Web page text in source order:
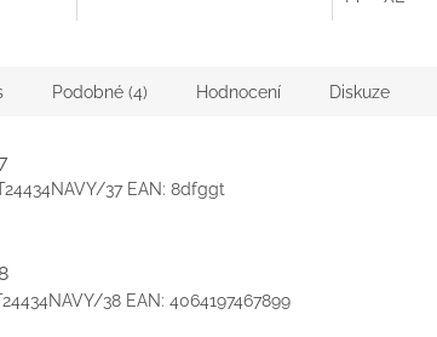
Podobné (4) Hodnocení Diskuze
37 EAN: 8dfggt
38 EAN: 4064197467899